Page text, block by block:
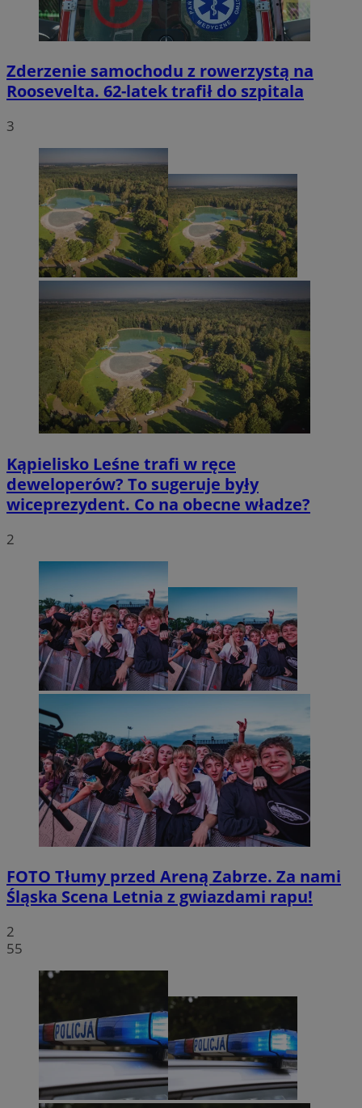
Zderzenie samochodu z rowerzystą na
Roosevelta. 62-latek trafił do szpitala
3
Kąpielisko Leśne trafi w ręce
deweloperów? To sugeruje były
wiceprezydent. Co na obecne władze?
2
FOTO Tłumy przed Areną Zabrze. Za nami
Śląska Scena Letnia z gwiazdami rapu!
2
55